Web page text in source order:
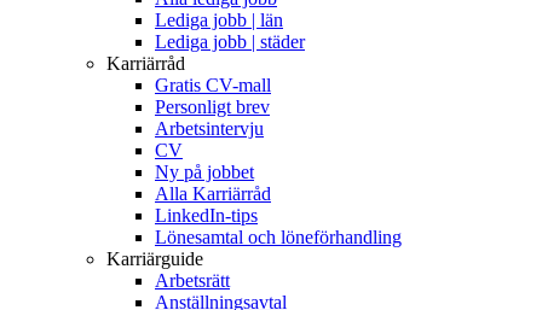
Lediga jobb | län
Lediga jobb | städer
Karriärråd
Gratis CV-mall
Personligt brev
Arbetsintervju
CV
Ny på jobbet
Alla Karriärråd
LinkedIn-tips
Lönesamtal och löneförhandling
Karriärguide
Arbetsrätt
Anställningsavtal